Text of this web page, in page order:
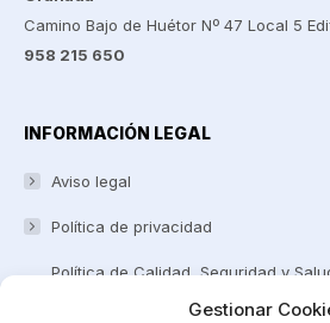
Gestionar
Camino Bajo de Huétor Nº 47 Local 5
958 215 650
INFORMACIÓN LEGAL
Aviso legal
Política de privacidad
Política de Calidad, Seguridad y